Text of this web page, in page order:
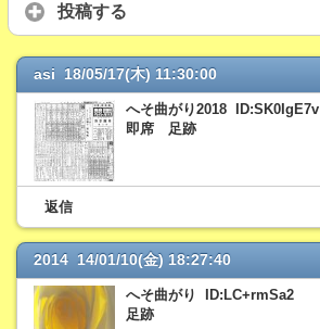
投稿する
asi 18/05/17(木) 11:30:00
へそ曲がり2018 ID:SK0IgE7v
即席 足跡
返信
2014 14/01/10(金) 18:27:40
へそ曲がり ID:LC+rmSa2
足跡